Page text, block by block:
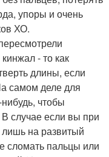
упоры и очень
ХО.
- то как
длины, если
самом деле для
чтобы
случае если вы при
на развитый
сломать пальцы или